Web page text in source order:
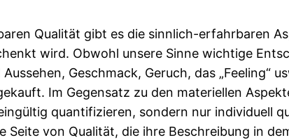
Qualität gibt es die sinnlich-erfahrbaren
wird. Obwohl unsere Sinne wichtige
Geschmack, Geruch, das „Feeling“
Im Gegensatz zu den materiellen
quantifizieren, sondern nur individuell
Seite von Qualität, die ihre Beschreibung in